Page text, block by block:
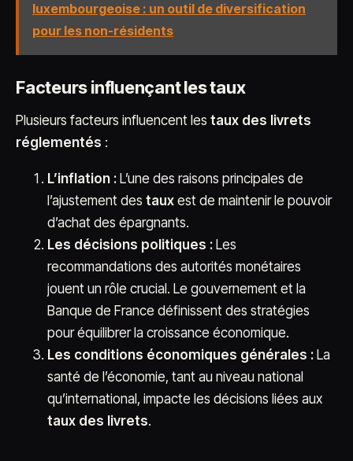
luxembourgeoise : un outil de diversification
pour les non-résidents
Facteurs influençant les taux
Plusieurs facteurs influencent les taux des livrets
réglementés :
L’inflation : L’une des raisons principales de
l’ajustement des taux est de maintenir le pouvoir
d’achat des épargnants.
Les décisions politiques : Les
recommandations des autorités monétaires
jouent un rôle crucial. Le gouvernement et la
Banque de France définissent des stratégies
pour équilibrer la croissance économique.
Les conditions économiques générales : La
santé de l’économie, tant au niveau national
qu’international, impacte les décisions liées aux
taux des livrets.